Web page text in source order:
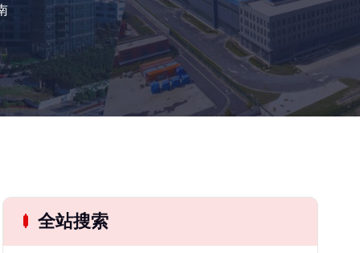
全站搜索